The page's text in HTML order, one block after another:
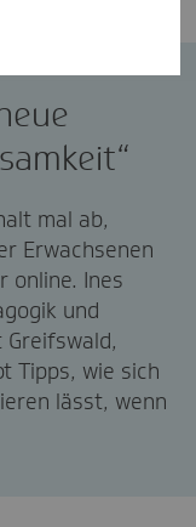
mal ab,
Erwachsenen
online. Ines
und
Tipps, wie sich
lässt, wenn